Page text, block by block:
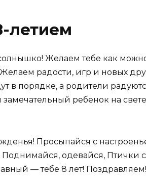
летием
Желаем тебе как
радости, игр и новых
в порядке, а родители
ребенок на
Просыпайся с
одевайся, Птички
— тебе 8 лет!